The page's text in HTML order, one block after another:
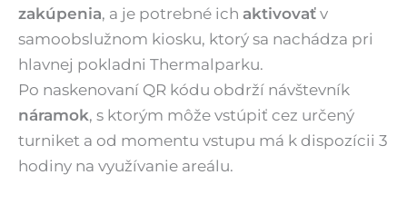
zakúpenia, a je potrebné ich aktivovať v
samoobslužnom kiosku, ktorý sa nachádza pri
hlavnej pokladni Thermalparku.
Po naskenovaní QR kódu obdrží návštevník
náramok, s ktorým môže vstúpiť cez určený
turniket a od momentu vstupu má k dispozícii 3
hodiny na využívanie areálu.